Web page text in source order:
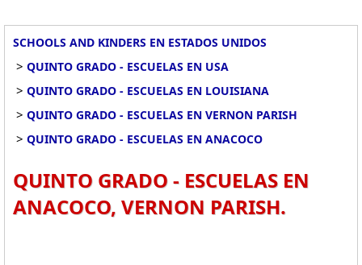
SCHOOLS AND KINDERS EN ESTADOS UNIDOS
> QUINTO GRADO - ESCUELAS EN USA
> QUINTO GRADO - ESCUELAS EN LOUISIANA
> QUINTO GRADO - ESCUELAS EN VERNON PARISH
> QUINTO GRADO - ESCUELAS EN ANACOCO
QUINTO GRADO - ESCUELAS EN
ANACOCO, VERNON PARISH.